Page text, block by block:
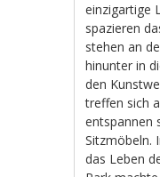
einzigartige
spazieren
stehen an
hinunter in
den
treffen sich
entspannen
Sitzmöbeln.
das Leben